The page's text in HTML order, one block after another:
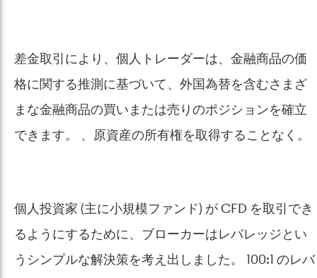
差金取引により、個人トレーダーは、金融商品の価
格に関する推測に基づいて、外国為替を含むさまざ
まな金融商品の買いまたは売りのポジションを確立
できます。 、原資産の所有権を取得することなく。
個人投資家 (主に小規模ファンド) が CFD を取引でき
るようにするために、ブローカーはレバレッジとい
うシンプルな解決策を考え出しました。 100:1 のレバ